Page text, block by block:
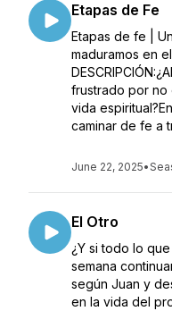
Etapas de Fe
Etapas de fe |
maduramos en
frustrado por no
vida
caminar de fe a
June 22, 2025•
El Otro
¿Y si todo lo
semana
según Juan y
en la vida del